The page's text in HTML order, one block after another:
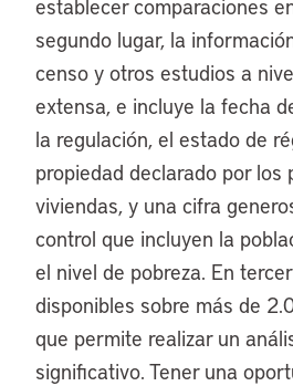
establecer comparaciones
segundo lugar, la
censo y otros estudios a
extensa, e incluye la fecha
la regulación, el estado de
propiedad declarado por los
viviendas, y una cifra
control que incluyen la
el nivel de pobreza. En
disponibles sobre más de
que permite realizar un
significativo. Tener una